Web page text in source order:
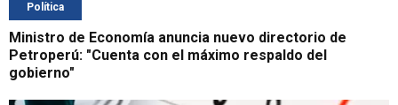
Política
Ministro de Economía anuncia nuevo directorio de
Petroperú: "Cuenta con el máximo respaldo del
gobierno"